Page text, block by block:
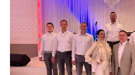
mnogo toga.